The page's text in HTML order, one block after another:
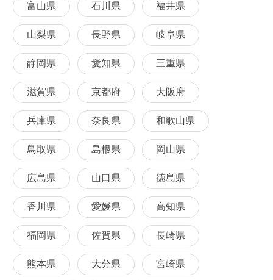
富山県 石川県 福井県
山梨県 長野県 岐阜県
静岡県 愛知県 三重県
滋賀県 京都府 大阪府
兵庫県 奈良県 和歌山県
鳥取県 島根県 岡山県
広島県 山口県 徳島県
香川県 愛媛県 高知県
福岡県 佐賀県 長崎県
熊本県 大分県 宮崎県